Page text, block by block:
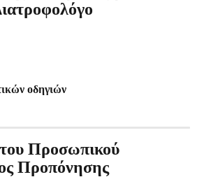
οδηγιών
Προσωπικού
Προπόνησης